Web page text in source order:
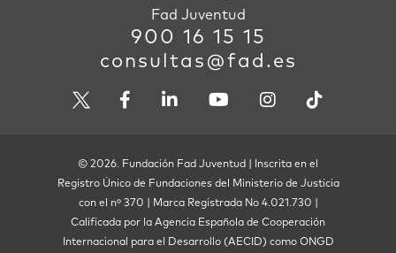
Fad Juventud
900 16 15 15
consultas@fad.es
© 2026. Fundación Fad Juventud | Inscrita en el
Registro Único de Fundaciones del Ministerio de Justicia
con el nº 370 | Marca Registrada No 4.021.730 |
Calificada por la Agencia Española de Cooperación
Internacional para el Desarrollo (AECID) como ONGD